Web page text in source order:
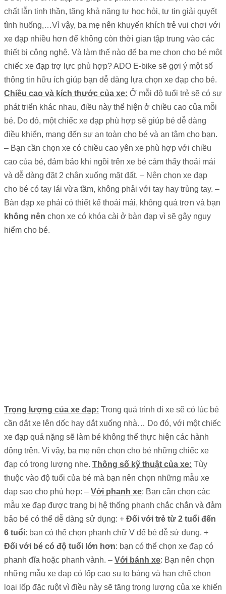
chất lẫn tinh thần, tăng khả năng tự học hỏi, tự tin giải quyết
tình huống,…Vì vậy, ba mẹ nên khuyến khích trẻ vui chơi với
xe đạp nhiều hơn để không còn thời gian tập trung vào các
thiết bị công nghệ. Và làm thế nào để ba mẹ chọn cho bé một
chiếc xe đạp trợ lực phù hợp? ADO E-bike sẽ gợi ý một số
thông tin hữu ích giúp bạn dễ dàng lựa chọn xe đạp cho bé.
Chiều cao và kích thước của xe: Ở mỗi độ tuổi trẻ sẽ có sự
phát triển khác nhau, điều này thể hiện ở chiều cao của mỗi
bé. Do đó, một chiếc xe đạp phù hợp sẽ giúp bé dễ dàng
điều khiển, mang đến sự an toàn cho bé và an tâm cho bạn.
– Bạn cần chọn xe có chiều cao yên xe phù hợp với chiều
cao của bé, đảm bảo khi ngồi trên xe bé cảm thấy thoải mái
và dễ dàng đặt 2 chân xuống mặt đất. – Nên chọn xe đạp
cho bé có tay lái vừa tầm, không phải với tay hay trùng tay. –
Bàn đạp xe phải có thiết kế thoải mái, không quá trơn và bạn
không nên chọn xe có khóa cài ở bàn đạp vì sẽ gây nguy
hiểm cho bé.
Trọng lượng của xe đạp: Trong quá trình đi xe sẽ có lúc bé
cần dắt xe lên dốc hay dắt xuống nhà… Do đó, với một chiếc
xe đạp quá nặng sẽ làm bé không thể thực hiện các hành
động trên. Vì vậy, ba mẹ nên chọn cho bé những chiếc xe
đạp có trọng lượng nhẹ. Thông số kỹ thuật của xe: Tùy
thuộc vào độ tuổi của bé mà bạn nên chọn những mẫu xe
đạp sao cho phù hợp: – Với phanh xe: Bạn cần chọn các
mẫu xe đạp được trang bị hệ thống phanh chắc chắn và đảm
bảo bé có thể dễ dàng sử dụng: + Đối với trẻ từ 2 tuổi đến
6 tuổi: bạn có thể chọn phanh chữ V để bé dễ sử dụng. +
Đối với bé có độ tuổi lớn hơn: bạn có thể chọn xe đạp có
phanh đĩa hoặc phanh vành. – Với bánh xe: Bạn nên chọn
những mẫu xe đạp có lốp cao su to bảng và hạn chế chọn
loại lốp đặc ruột vì điều này sẽ tăng trọng lượng của xe khiến